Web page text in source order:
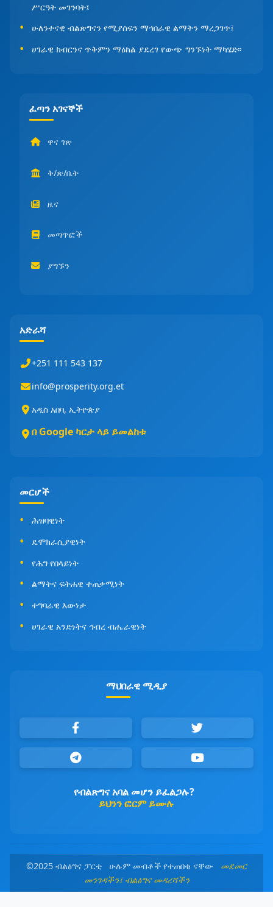
ሥርዓት መገንባት፤
ሁለንተናዊ ብልጽግናን የሚያሰፍን ማኅበራዊ ልማትን ማረጋገጥ፤
ሀገራዊ ክብርንና ጥቅምን ማዕከል ያደረገ የውጭ ግንኙነት ማካሄድ፡፡
ፈጣን አገናኞች
ዋና ገጽ
ቅ/ጽ/ቤት
ዜና
መጣጥፎች
ያግኙን
አድራሻ
+251 111 543 137
info@prosperity.org.et
አዲስ አበባ, ኢትዮጵያ
በ Google ካርታ ላይ ይመልከቱ
መርሆች
ሕዝባዊነት
ዴሞክራሲያዊነት
የሕግ የበላይነት
ልማትና ፍትሐዊ ተጠቃሚነት
ተግባራዊ እውነታ
ሀገራዊ አንድነትና ኅብረ ብሔራዊነት
ማህበራዊ ሚዲያ
የብልጽግና አባል መሆን ይፈልጋሉ?
ይህንን ፎርም ይሙሉ
©2025 ብልፅግና ፓርቲ ሁሉም መብቶች የተጠበቁ ናቸው መደመር
መንገዳችን፤ ብልፅግና መዳረሻችን